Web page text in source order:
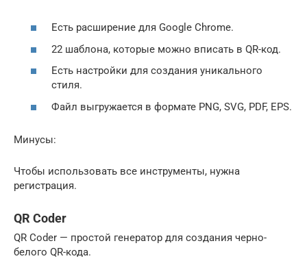
Есть расширение для Google Chrome.
22 шаблона, которые можно вписать в QR-код.
Есть настройки для создания уникального
стиля.
Файл выгружается в формате PNG, SVG, PDF, EPS.
Минусы:
Чтобы использовать все инструменты, нужна
регистрация.
QR Coder
QR Coder — простой генератор для создания черно-
белого QR-кода.